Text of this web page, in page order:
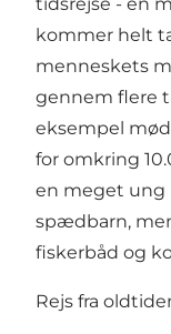
tidsrejse - en
kommer helt
menneskets
gennem flere
eksempel
for omkring
en meget ung
spædbarn,
fiskerbåd og
Rejs fra